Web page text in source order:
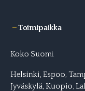
Toimipaikka
Koko Suomi
Helsinki,Espoo,
Jyväskylä,Kuopio,